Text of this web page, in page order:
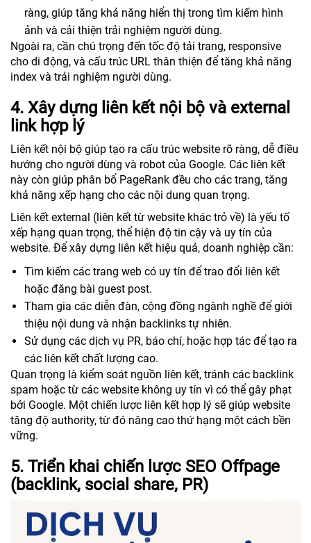
ràng, giúp tăng khả năng hiển thị trong tìm kiếm hình
ảnh và cải thiện trải nghiệm người dùng.
Ngoài ra, cần chú trọng đến tốc độ tải trang, responsive
cho di động, và cấu trúc URL thân thiện để tăng khả năng
index và trải nghiệm người dùng.
4. Xây dựng liên kết nội bộ và external
link hợp lý
Liên kết nội bộ giúp tạo ra cấu trúc website rõ ràng, dễ điều
hướng cho người dùng và robot của Google. Các liên kết
này còn giúp phân bổ PageRank đều cho các trang, tăng
khả năng xếp hạng cho các nội dung quan trọng.
Liên kết external (liên kết từ website khác trỏ về) là yếu tố
xếp hạng quan trọng, thể hiện độ tin cậy và uy tín của
website. Để xây dựng liên kết hiệu quả, doanh nghiệp cần:
Tìm kiếm các trang web có uy tín để trao đổi liên kết
hoặc đăng bài guest post.
Tham gia các diễn đàn, cộng đồng ngành nghề để giới
thiệu nội dung và nhận backlinks tự nhiên.
Sử dụng các dịch vụ PR, báo chí, hoặc hợp tác để tạo ra
các liên kết chất lượng cao.
Quan trọng là kiểm soát nguồn liên kết, tránh các backlink
spam hoặc từ các website không uy tín vì có thể gây phạt
bởi Google. Một chiến lược liên kết hợp lý sẽ giúp website
tăng độ authority, từ đó nâng cao thứ hạng một cách bền
vững.
5. Triển khai chiến lược SEO Offpage
(backlink, social share, PR)